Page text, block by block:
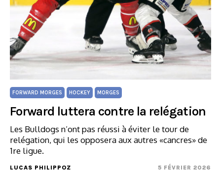
FORWARD MORGES HOCKEY MORGES
Forward luttera contre la relégation
Les Bulldogs n’ont pas réussi à éviter le tour de
relégation, qui les opposera aux autres «cancres» de
1re ligue.
LUCAS PHILIPPOZ 5 FÉVRIER 2026